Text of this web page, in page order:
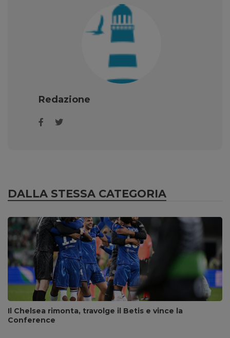
Redazione
DALLA STESSA CATEGORIA
Il Chelsea rimonta, travolge il Betis e vince la
Conference